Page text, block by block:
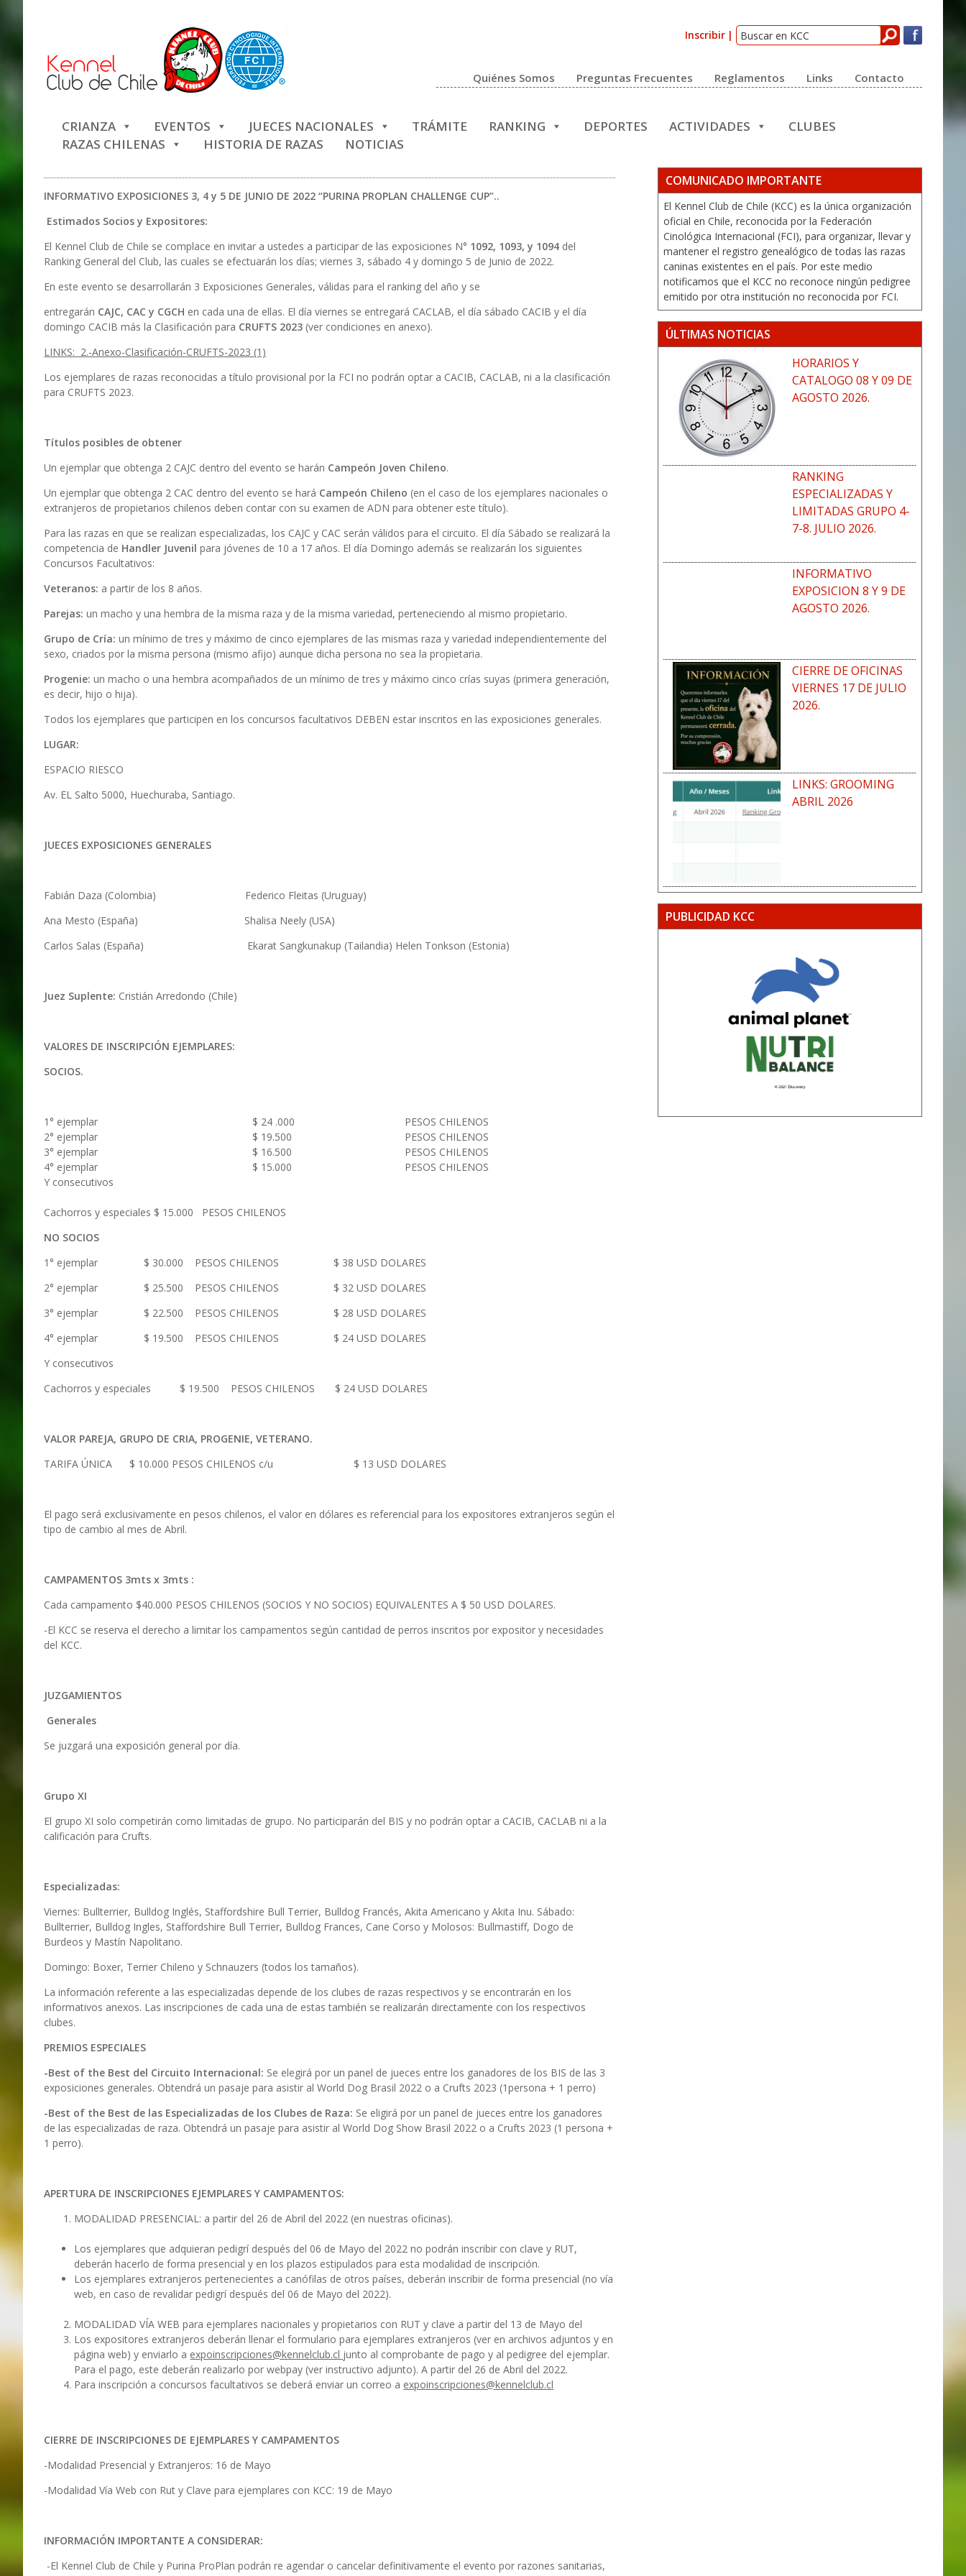
Inscribir
Quiénes Somos Preguntas Frecuentes Reglamentos Links Contacto
CRIANZA EVENTOS JUECES NACIONALES TRÁMITE RANKING DEPORTES ACTIVIDADES
CLUBES
RAZAS CHILENAS
HISTORIA DE RAZAS NOTICIAS
INFORMATIVO EXPOSICIONES 3, 4 y 5 DE JUNIO DE 2022 “PURINA PROPLAN CHALLENGE CUP”..
Estimados Socios y Expositores:
El Kennel Club de Chile se complace en invitar a ustedes a participar de las exposiciones N° 1092, 1093, y 1094 del
Ranking General del Club, las cuales se efectuarán los días; viernes 3, sábado 4 y domingo 5 de Junio de 2022.
En este evento se desarrollarán 3 Exposiciones Generales, válidas para el ranking del año y se
entregarán CAJC, CAC y CGCH en cada una de ellas. El día viernes se entregará CACLAB, el día sábado CACIB y el día
domingo CACIB más la Clasificación para CRUFTS 2023 (ver condiciones en anexo).
LINKS: 2.-Anexo-Clasificación-CRUFTS-2023 (1)
Los ejemplares de razas reconocidas a título provisional por la FCI no podrán optar a CACIB, CACLAB, ni a la clasificación
para CRUFTS 2023.
Títulos posibles de obtener
Un ejemplar que obtenga 2 CAJC dentro del evento se harán Campeón Joven Chileno.
Un ejemplar que obtenga 2 CAC dentro del evento se hará Campeón Chileno (en el caso de los ejemplares nacionales o
extranjeros de propietarios chilenos deben contar con su examen de ADN para obtener este título).
Para las razas en que se realizan especializadas, los CAJC y CAC serán válidos para el circuito. El día Sábado se realizará la
competencia de Handler Juvenilpara jóvenes de 10 a 17 años. El día Domingo además se realizarán los siguientes
Concursos Facultativos:
Veteranos: a partir de los 8 años.
Parejas:un macho y una hembra de la misma raza y de la misma variedad, perteneciendo al mismo propietario.
Grupo de Cría:un mínimo de tres y máximo de cinco ejemplares de las mismas raza y variedad independientemente del
sexo, criados por la misma persona (mismo afijo) aunque dicha persona no sea la propietaria.
Progenie:un macho o una hembra acompañados de un mínimo de tres y máximo cinco crías suyas (primera generación,
es decir, hijo o hija).
Todos los ejemplares que participen en los concursos facultativos DEBEN estar inscritos en las exposiciones generales.
LUGAR:
ESPACIO RIESCO
Av. EL Salto 5000, Huechuraba, Santiago.
JUECES EXPOSICIONES GENERALES
Fabián Daza (Colombia) Federico Fleitas (Uruguay)
Ana Mesto (España) Shalisa Neely (USA)
Carlos Salas (España) Ekarat Sangkunakup (Tailandia) Helen Tonkson (Estonia)
Juez Suplente: Cristián Arredondo (Chile)
VALORES DE INSCRIPCIÓN EJEMPLARES:
SOCIOS.
1° ejemplar $ 24 .000
PESOS CHILENOS
2° ejemplar
$ 19.500
PESOS CHILENOS
3° ejemplar
$ 16.500
PESOS CHILENOS
4° ejemplar
$ 15.000
PESOS CHILENOS
Y consecutivos
Cachorros y especiales $ 15.000 PESOS CHILENOS
NO SOCIOS
1° ejemplar $ 30.000 PESOS CHILENOS $ 38 USD DOLARES
2° ejemplar $ 25.500 PESOS CHILENOS $ 32 USD DOLARES
3° ejemplar $ 22.500 PESOS CHILENOS $ 28 USD DOLARES
4° ejemplar $ 19.500 PESOS CHILENOS $ 24 USD DOLARES
Y consecutivos
Cachorros y especiales $ 19.500 PESOS CHILENOS $ 24 USD DOLARES
VALOR PAREJA, GRUPO DE CRIA, PROGENIE, VETERANO.
TARIFA ÚNICA $ 10.000 PESOS CHILENOS c/u $ 13 USD DOLARES
El pago será exclusivamente en pesos chilenos, el valor en dólares es referencial para los expositores extranjeros según el
tipo de cambio al mes de Abril.
CAMPAMENTOS 3mts x 3mts :
Cada campamento $40.000 PESOS CHILENOS (SOCIOS Y NO SOCIOS) EQUIVALENTES A $ 50 USD DOLARES.
-El KCC se reserva el derecho a limitar los campamentos según cantidad de perros inscritos por expositor y necesidades
del KCC.
JUZGAMIENTOS
Generales
Se juzgará una exposición general por día.
Grupo XI
El grupo XI solo competirán como limitadas de grupo. No participarán del BIS y no podrán optar a CACIB, CACLAB ni a la
calificación para Crufts.
Especializadas:
Viernes: Bullterrier, Bulldog Inglés, Staffordshire Bull Terrier, Bulldog Francés, Akita Americano y Akita Inu. Sábado:
Bullterrier, Bulldog Ingles, Staffordshire Bull Terrier, Bulldog Frances, Cane Corso y Molosos: Bullmastiff, Dogo de
Burdeos y Mastín Napolitano.
Domingo: Boxer, Terrier Chileno y Schnauzers (todos los tamaños).
La información referente a las especializadas depende de los clubes de razas respectivos y se encontrarán en los
informativos anexos. Las inscripciones de cada una de estas también se realizarán directamente con los respectivos
clubes.
PREMIOS ESPECIALES
-Best of the Best del Circuito Internacional: Se elegirá por un panel de jueces entre los ganadores de los BIS de las 3
exposiciones generales. Obtendrá un pasaje para asistir al World Dog Brasil 2022 o a Crufts 2023 (1persona + 1 perro)
-Best of the Best de las Especializadas de los Clubes de Raza: Se eligirá por un panel de jueces entre los ganadores
de las especializadas de raza. Obtendrá un pasaje para asistir al World Dog Show Brasil 2022 o a Crufts 2023 (1 persona +
1 perro).
APERTURA DE INSCRIPCIONES EJEMPLARES Y CAMPAMENTOS:
MODALIDAD PRESENCIAL: a partir del 26 de Abril del 2022 (en nuestras oficinas).
Los ejemplares que adquieran pedigrí después del 06 de Mayo del 2022 no podrán inscribir con clave y RUT,
deberán hacerlo de forma presencial y en los plazos estipulados para esta modalidad de inscripción.
Los ejemplares extranjeros pertenecientes a canófilas de otros países, deberán inscribir de forma presencial (no vía
web, en caso de revalidar pedigrí después del 06 de Mayo del 2022).
MODALIDAD VÍA WEB para ejemplares nacionales y propietarios con RUT y clave a partir del 13 de Mayo del
Los expositores extranjeros deberán llenar el formulario para ejemplares extranjeros (ver en archivos adjuntos y en
página web) y enviarlo a expoinscripciones@kennelclub.cl junto al comprobante de pago y al pedigree del ejemplar.
Para el pago, este deberán realizarlo por webpay (ver instructivo adjunto). A partir del 26 de Abril del 2022.
Para inscripción a concursos facultativos se deberá enviar un correo a expoinscripciones@kennelclub.cl
CIERRE DE INSCRIPCIONES DE EJEMPLARES Y CAMPAMENTOS
-Modalidad Presencial y Extranjeros: 16 de Mayo
-Modalidad Vía Web con Rut y Clave para ejemplares con KCC: 19 de Mayo
INFORMACIÓN IMPORTANTE A CONSIDERAR:
-El Kennel Club de Chile y Purina ProPlan podrán re agendar o cancelar definitivamente el evento por razones sanitarias,
COMUNICADO IMPORTANTE
El Kennel Club de Chile (KCC) es la única organización
oficial en Chile, reconocida por la Federación
Cinológica Internacional (FCI), para organizar, llevar y
mantener el registro genealógico de todas las razas
caninas existentes en el país. Por este medio
notificamos que el KCC no reconoce ningún pedigree
emitido por otra institución no reconocida por FCI.
ÚLTIMAS NOTICIAS
HORARIOS Y
CATALOGO 08 Y 09 DE
AGOSTO 2026.
RANKING
ESPECIALIZADAS Y
LIMITADAS GRUPO 4-
7-8. JULIO 2026.
INFORMATIVO
EXPOSICION 8 Y 9 DE
AGOSTO 2026.
CIERRE DE OFICINAS
VIERNES 17 DE JULIO
2026.
LINKS: GROOMING
ABRIL 2026
PUBLICIDAD KCC